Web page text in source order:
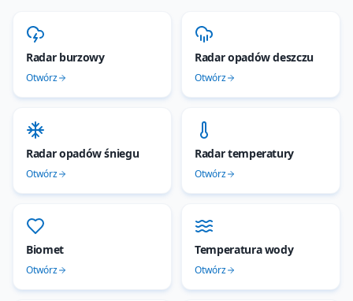
Radar burzowy
Otwórz
Radar opadów deszczu
Otwórz
Radar opadów śniegu
Otwórz
Radar temperatury
Otwórz
Biomet
Otwórz
Temperatura wody
Otwórz